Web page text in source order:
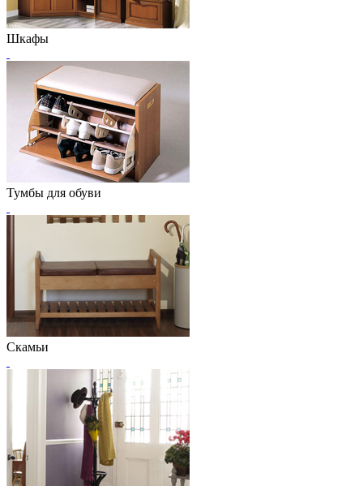
Шкафы
Тумбы для обуви
Скамьи